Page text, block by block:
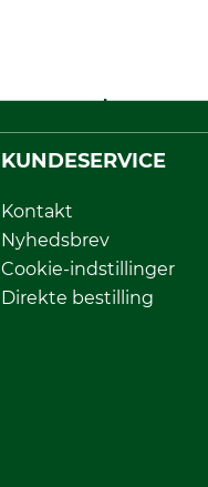
KUNDESERVICE
Kontakt
Nyhedsbrev
Cookie-indstillinger
Direkte bestilling